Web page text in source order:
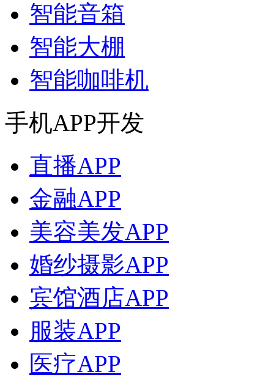
智能音箱
智能大棚
智能咖啡机
手机APP开发
直播APP
金融APP
美容美发APP
婚纱摄影APP
宾馆酒店APP
服装APP
医疗APP